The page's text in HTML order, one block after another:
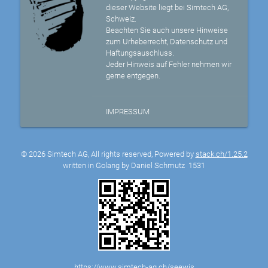
dieser Website liegt bei Simtech AG,
Schweiz.
Beachten Sie auch unsere Hinweise
zum Urheberrecht, Datenschutz und
Haftungsauschluss.
Jeder Hinweis auf Fehler nehmen wir
gerne entgegen.
IMPRESSUM
© 2026 Simtech AG, All rights reserved, Powered by stack.ch/1.25.2
written in Golang by Daniel Schmutz 1531